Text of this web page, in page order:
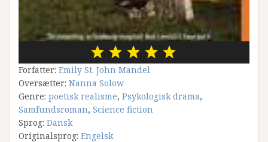
Forfatter: Emily St. John Mandel
Oversætter: Nanna Solow
Genre: poetisk realisme, Psykologisk drama,
Samfundsroman, Science fiction
Sprog: Dansk
Originalsprog: Engelsk